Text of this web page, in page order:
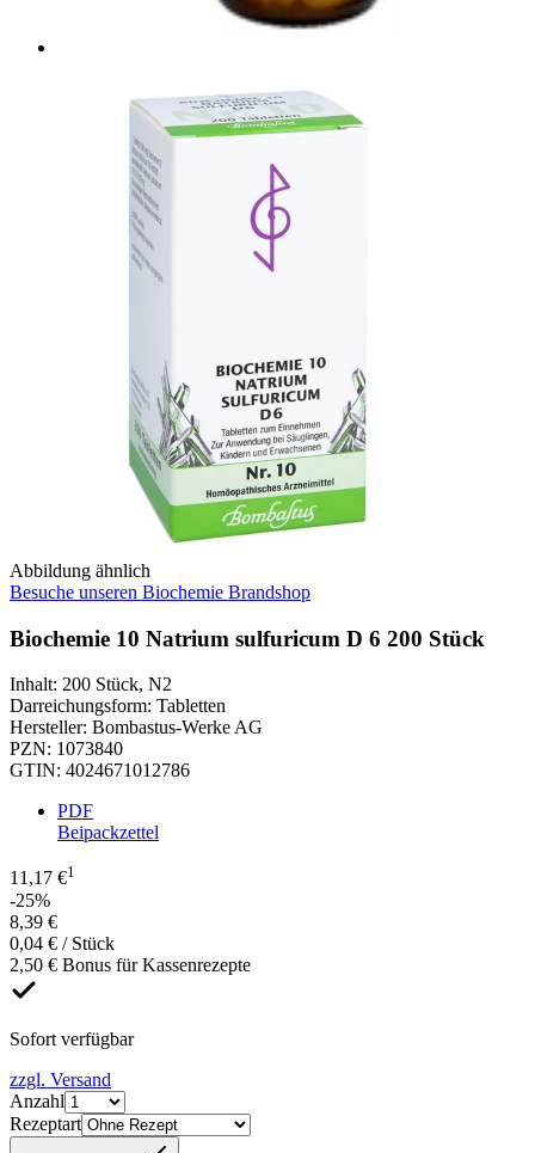
Abbildung ähnlich
Besuche unseren Biochemie Brandshop
Biochemie 10 Natrium sulfuricum D 6 200 Stück
Inhalt: 200 Stück, N2
Darreichungsform: Tabletten
Hersteller: Bombastus-Werke AG
PZN: 1073840
GTIN: 4024671012786
PDF
Beipackzettel
11,17 €1
-25%
8,39 €
0,04 € / Stück
2,50 € Bonus für Kassenrezepte
Sofort verfügbar
zzgl. Versand
Anzahl
Rezeptart